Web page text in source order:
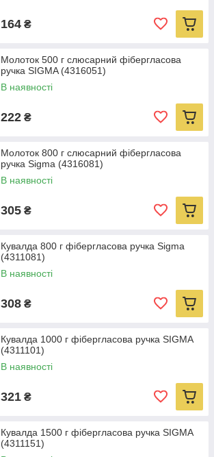
164 ₴
Молоток 500 г слюсарний фібергласова
ручка SIGMA (4316051)
В наявності
222 ₴
Молоток 800 г слюсарний фібергласова
ручка Sigma (4316081)
В наявності
305 ₴
Кувалда 800 г фібергласова ручка Sigma
(4311081)
В наявності
308 ₴
Кувалда 1000 г фібергласова ручка SIGMA
(4311101)
В наявності
321 ₴
Кувалда 1500 г фібергласова ручка SIGMA
(4311151)